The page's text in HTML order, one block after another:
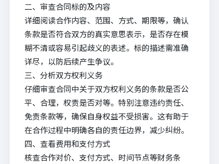
二、审查合同标的及内容
详细阅读合作内容、范围、方式、期限等，确认
条款是否符合双方的真实意思表示，是否存在模
糊不清或容易引起歧义的表述。标的描述需准确
详尽，以防后续产生争议。
三、分析双方权利义务
仔细审查合同中关于双方权利义务的条款是否公
平、合理，权责是否对等。特别注意违约责任、
免责条款等，确保自身权益不受损害。这有助于
在合作过程中明确各自的责任边界，减少纠纷。
四、查看费用和支付方式
核查合作对价、支付方式、时间节点等财务条